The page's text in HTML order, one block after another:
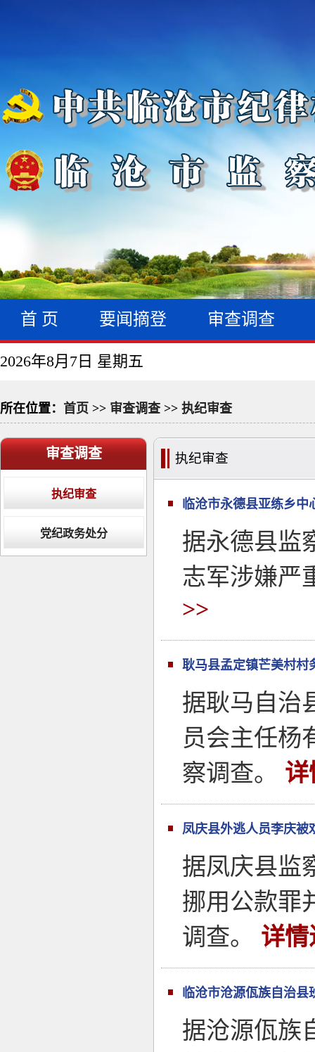
首 页 要闻摘登 审查调查
2026年8月7日 星期五
所在位置： 首页 >> 审查调查 >> 执纪审查
审查调查
执纪审查
党纪政务处分
执纪审查
临沧市永德县亚练乡中
据永德县监
志军涉嫌严
>>
耿马县孟定镇芒美村村
据耿马自治
员会主任杨
察调查。
详
凤庆县外逃人员李庆被
据凤庆县监
挪用公款罪
调查。
详情
临沧市沧源佤族自治县
据沧源佤族